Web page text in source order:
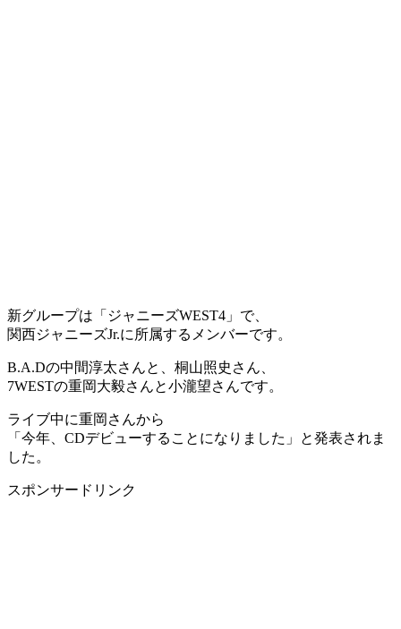
新グループは「ジャニーズWEST4」で、
関西ジャニーズJr.に所属するメンバーです。
B.A.Dの中間淳太さんと、桐山照史さん、
7WESTの重岡大毅さんと小瀧望さんです。
ライブ中に重岡さんから
「今年、CDデビューすることになりました」
と発表されま
した。
スポンサードリンク